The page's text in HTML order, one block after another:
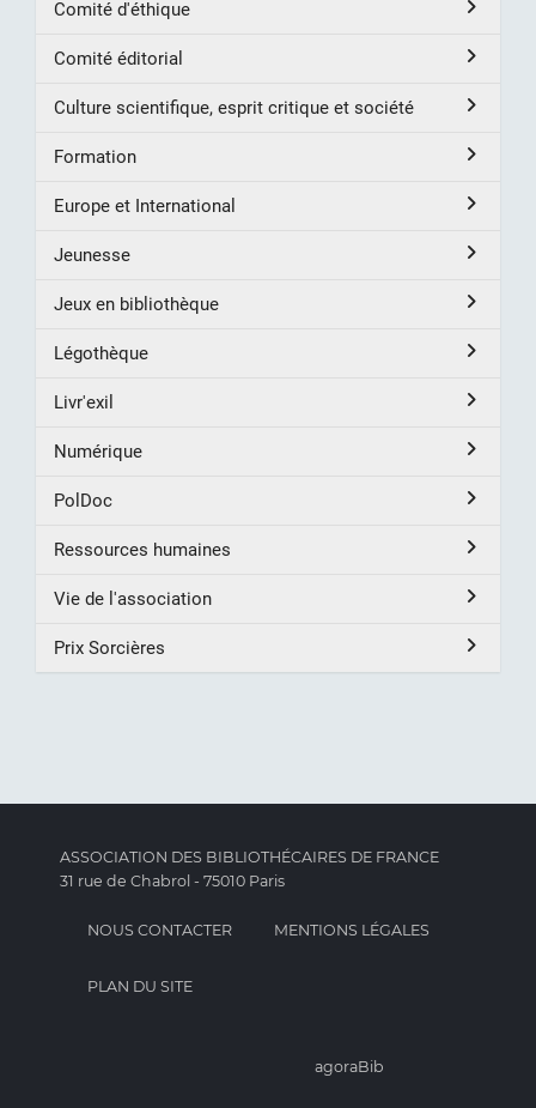
Comité d'éthique
Comité éditorial
Culture scientifique, esprit critique et société
Formation
Europe et International
Jeunesse
Jeux en bibliothèque
Légothèque
Livr'exil
Numérique
PolDoc
Ressources humaines
Vie de l'association
Prix Sorcières
ASSOCIATION DES BIBLIOTHÉCAIRES DE FRANCE
31 rue de Chabrol - 75010 Paris
NOUS CONTACTER MENTIONS LÉGALES
PLAN DU SITE
agoraBib